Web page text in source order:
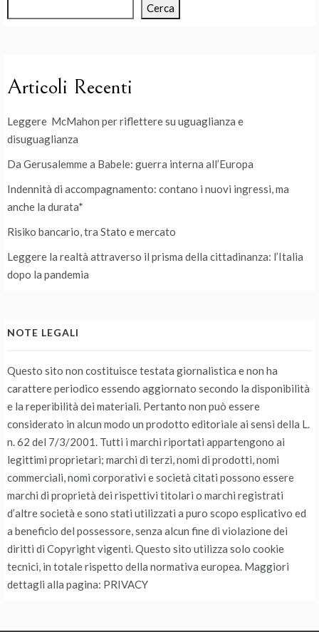
Cerca
Articoli Recenti
Leggere McMahon per riflettere su uguaglianza e
disuguaglianza
Da Gerusalemme a Babele: guerra interna all’Europa
Indennità di accompagnamento: contano i nuovi ingressi, ma
anche la durata*
Risiko bancario, tra Stato e mercato
Leggere la realtà attraverso il prisma della cittadinanza: l’Italia
dopo la pandemia
NOTE LEGALI
Questo sito non costituisce testata giornalistica e non ha
carattere periodico essendo aggiornato secondo la disponibilità
e la reperibilità dei materiali. Pertanto non può essere
considerato in alcun modo un prodotto editoriale ai sensi della L.
n. 62 del 7/3/2001. Tutti i marchi riportati appartengono ai
legittimi proprietari; marchi di terzi, nomi di prodotti, nomi
commerciali, nomi corporativi e società citati possono essere
marchi di proprietà dei rispettivi titolari o marchi registrati
d’altre società e sono stati utilizzati a puro scopo esplicativo ed
a beneficio del possessore, senza alcun fine di violazione dei
diritti di Copyright vigenti. Questo sito utilizza solo cookie
tecnici, in totale rispetto della normativa europea. Maggiori
dettagli alla pagina: PRIVACY